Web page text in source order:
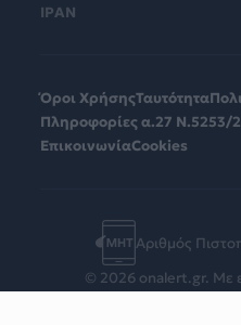
ΙΡΑΝ
Όροι ΧρήσηςΤαυτότητα
Πληροφορίες α.27 Ν.5253/
ΕπικοινωνίαCookies
Αριθμός
© 2026 onalert.gr. Με